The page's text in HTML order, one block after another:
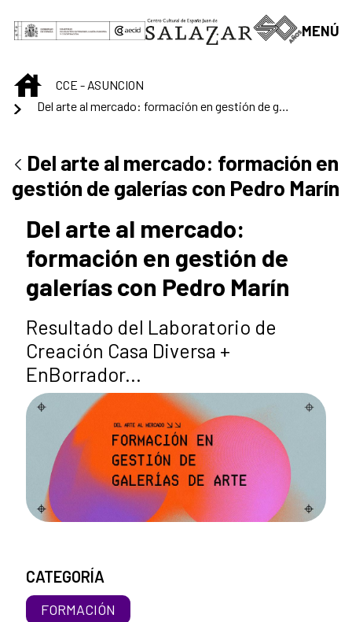
Saut au contenu principal
MENÚ
INICIOCCE - ASUNCION
Del arte al mercado: formación en
gestión de galerías con Pedro Marín
Del arte al mercado:
formación en gestión de
galerías con Pedro Marín
Resultado del Laboratorio de
Creación Casa Diversa +
EnBorrador...
CATEGORÍA
FORMACIÓN